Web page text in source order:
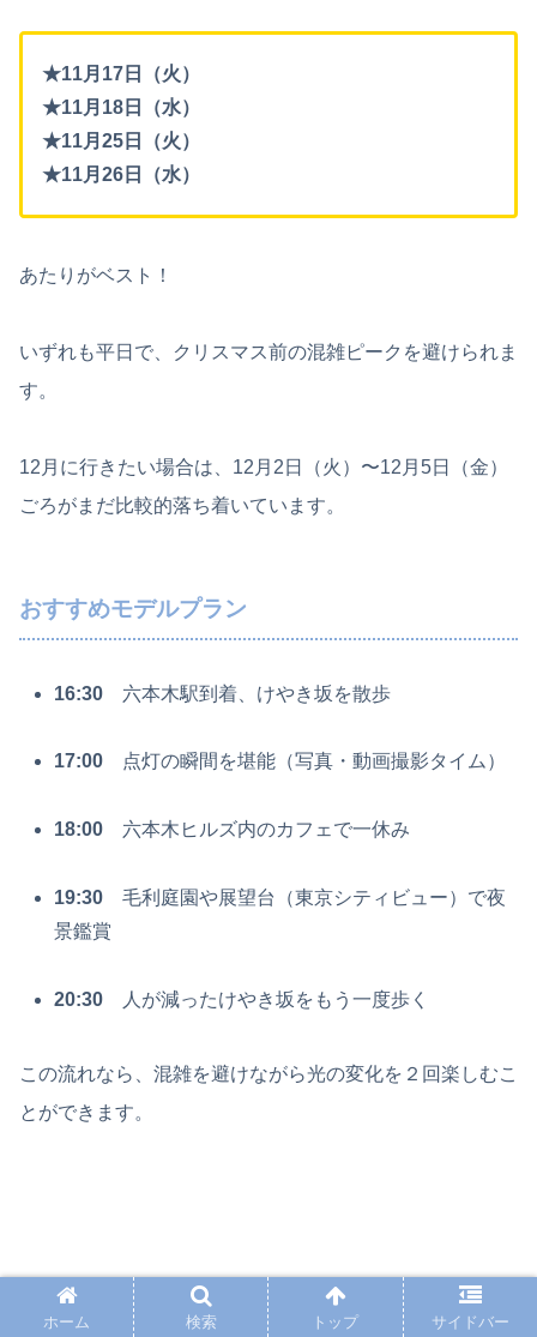
★11月17日（火）
★11月18日（水）
★11月25日（火）
★11月26日（水）
あたりがベスト！
いずれも平日で、クリスマス前の混雑ピークを避けられま
す。
12月に行きたい場合は、12月2日（火）〜12月5日（金）
ごろがまだ比較的落ち着いています。
おすすめモデルプラン
16:30 六本木駅到着、けやき坂を散歩
17:00 点灯の瞬間を堪能（写真・動画撮影タイム）
18:00 六本木ヒルズ内のカフェで一休み
19:30 毛利庭園や展望台（東京シティビュー）で夜
景鑑賞
20:30 人が減ったけやき坂をもう一度歩く
この流れなら、混雑を避けながら光の変化を２回楽しむこ
とができます。
ホーム 検索 トップ サイドバー